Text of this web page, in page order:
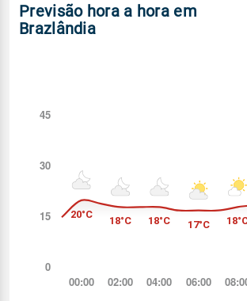
Previsão hora a hora em
Brazlândia